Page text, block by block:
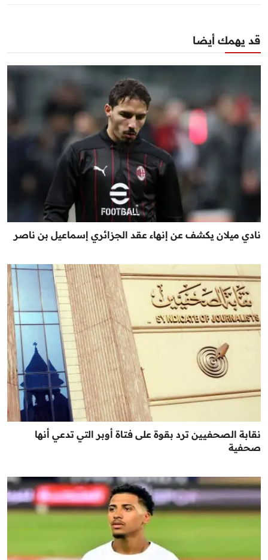
قد يهمك أيضا
نادي ميلان يكشف عن إنهاء عقد الجزائري إسماعيل بن ناصر
نقابة الصحفيين ترد بقوة على فتاة أوبر التي تدعي أنها
صحفية